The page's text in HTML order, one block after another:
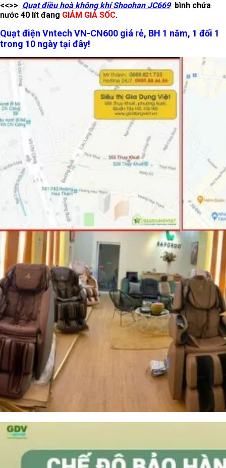
<<>> Quạt điều hoà không khí Shoohan JC669 bình chứa
nước 40 lít đang GIẢM GIÁ SỐC.
Quạt điện Vntech VN-CN600 giá rẻ, BH 1 năm, 1 đổi 1
trong 10 ngày tại đây!